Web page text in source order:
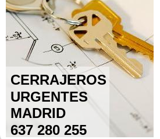
CERRAJEROS
URGENTES
MADRID
637 280 255